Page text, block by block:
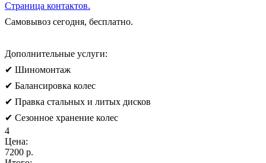
Страница контактов.
Самовывоз сегодня, бесплатно.
Дополнительные услуги:
✔ Шиномонтаж
✔ Балансировка колес
✔ Правка стальных и литых дисков
✔ Сезонное хранение колес
4
Цена:
7200 р.